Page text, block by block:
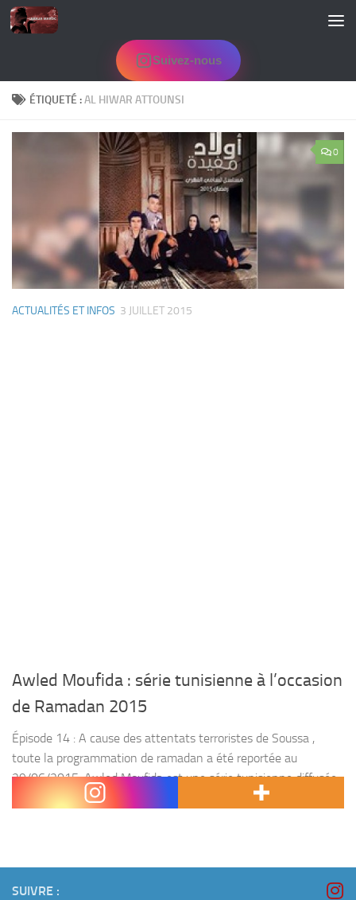
Skip to content
Suivez-nous
ÉTIQUETÉ :AL HIWAR ATTOUNSI
0
ACTUALITÉS ET INFOS 3 JUILLET 2015
Awled Moufida : série tunisienne à l’occasion
de Ramadan 2015
Épisode 14 : A cause des attentats terroristes de Soussa ,
toute la programmation de ramadan a été reportée au
29/06/2015. Awled Moufida est une série tunisienne diffusée
sur la chaine El Hiwar Ettounsi...
SUIVRE :